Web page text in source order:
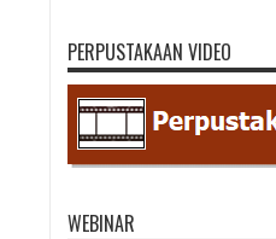
PERPUSTAKAAN VIDEO
WEBINAR